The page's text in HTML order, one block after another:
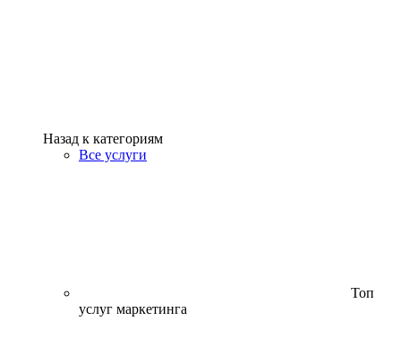
Назад к категориям
Все услуги
Топ
услуг маркетинга